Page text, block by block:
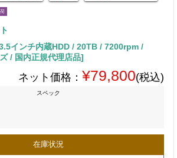
インチ内蔵HDD / 20TB / 7200rpm /
/ 国内正規代理店品]
ネット価格： ¥79,800(税込)
スペック
在庫状況